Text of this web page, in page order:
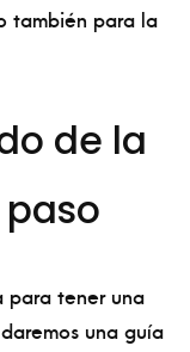
también para la
de la
para tener una
una guía